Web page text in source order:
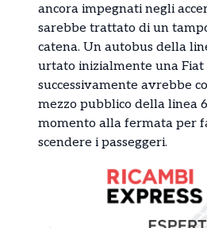
ancora impegnati negli
sarebbe trattato di un
catena. Un autobus della
urtato inizialmente una Fiat
successivamente avrebbe
mezzo pubblico della linea
momento alla fermata per
scendere i passeggeri.